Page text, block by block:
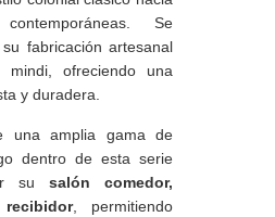
Se
fabricación artesanal
ofreciendo una
y duradera.
una amplia gama de
dentro de esta serie
su salón comedor,
, permitiendo